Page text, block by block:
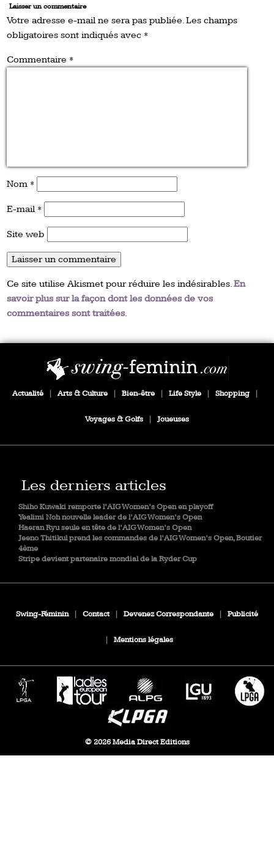
Laisser un commentaire
Votre adresse e-mail ne sera pas publiée.Les champs
obligatoires sont indiqués avec *
Commentaire *
Nom *
E-mail *
Site web
Ce site utilise Akismet pour réduire les indésirables.En
savoir plus sur la façon dont les données de vos
commentaires sont traitées.
Actualité Arts & Culture Bien-être Life Style Shopping
Voyages & Golfs Joueuses
Les derniers articles
Shiho Kuwaki remporte l’AIG Women’s Open en playoff
Yealimi Noh nouvelle leader de l’AIG Women’s Open
Haeran Ryu seule en tête de l’AIG Women’s Open
Jeeno Thitikul prend les commandes de l’AIG Women’s Open, Boutier
4ème
Stripe devient partenaire mondial de la Ryder Cup
Swing-Féminin Contact Devenez Correspondante Publicité
Mentions légales
© 2026 Media Direct Editions